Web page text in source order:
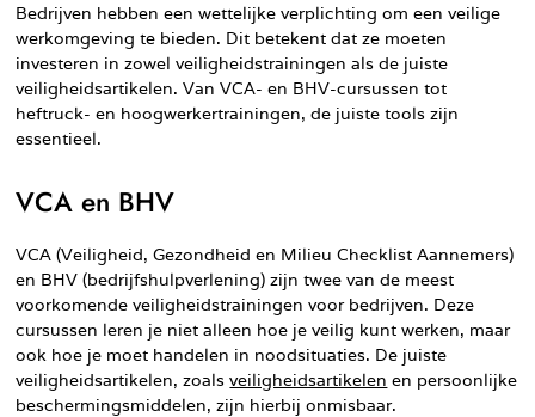
Bedrijven hebben een wettelijke verplichting om een veilige
werkomgeving te bieden. Dit betekent dat ze moeten
investeren in zowel veiligheidstrainingen als de juiste
veiligheidsartikelen. Van VCA- en BHV-cursussen tot
heftruck- en hoogwerkertrainingen, de juiste tools zijn
essentieel.
VCA en BHV
VCA (Veiligheid, Gezondheid en Milieu Checklist Aannemers)
en BHV (bedrijfshulpverlening) zijn twee van de meest
voorkomende veiligheidstrainingen voor bedrijven. Deze
cursussen leren je niet alleen hoe je veilig kunt werken, maar
ook hoe je moet handelen in noodsituaties. De juiste
veiligheidsartikelen, zoalsveiligheidsartikelen en persoonlijke
beschermingsmiddelen, zijn hierbij onmisbaar.